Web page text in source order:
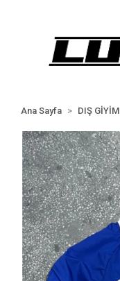
Ana Sayfa DIŞ GİYİM